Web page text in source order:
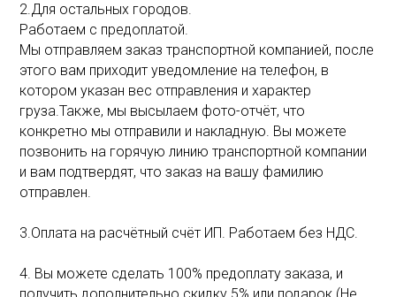
2.Для остальных городов.
Работаем с предоплатой.
Мы отправляем заказ транспортной компанией, после
этого вам приходит уведомление на телефон, в
котором указан вес отправления и характер
груза.Также, мы высылаем фото-отчёт, что
конкретно мы отправили и накладную. Вы можете
позвонить на горячую линию транспортной компании
и вам подтвердят, что заказ на вашу фамилию
отправлен.
3.Оплата на расчётный счёт ИП. Работаем без НДС.
4. Вы можете сделать 100% предоплату заказа, и